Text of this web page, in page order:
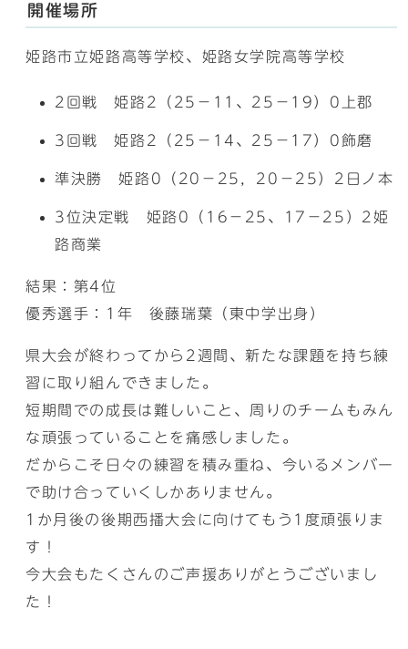
開催場所
姫路市立姫路高等学校、姫路女学院高等学校
2回戦 姫路2（25－11、25－19）0上郡
3回戦 姫路2（25－14、25－17）0飾磨
準決勝 姫路0（20－25，20－25）2日ノ本
3位決定戦 姫路0（16－25、17－25）2姫
路商業
結果：第4位
優秀選手：1年 後藤瑞葉（東中学出身）
県大会が終わってから2週間、新たな課題を持ち練
習に取り組んできました。
短期間での成長は難しいこと、周りのチームもみん
な頑張っていることを痛感しました。
だからこそ日々の練習を積み重ね、今いるメンバー
で助け合っていくしかありません。
1か月後の後期西播大会に向けてもう1度頑張りま
す！
今大会もたくさんのご声援ありがとうございまし
た！